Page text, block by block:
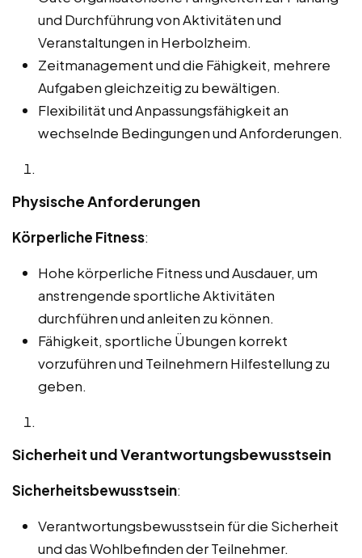
und Durchführung von Aktivitäten und
Veranstaltungen in Herbolzheim.
Zeitmanagement und die Fähigkeit, mehrere
Aufgaben gleichzeitig zu bewältigen.
Flexibilität und Anpassungsfähigkeit an
wechselnde Bedingungen und Anforderungen.
Physische Anforderungen
Körperliche Fitness:
Hohe körperliche Fitness und Ausdauer, um
anstrengende sportliche Aktivitäten
durchführen und anleiten zu können.
Fähigkeit, sportliche Übungen korrekt
vorzuführen und Teilnehmern Hilfestellung zu
geben.
Sicherheit und Verantwortungsbewusstsein
Sicherheitsbewusstsein:
Verantwortungsbewusstsein für die Sicherheit
und das Wohlbefinden der Teilnehmer.